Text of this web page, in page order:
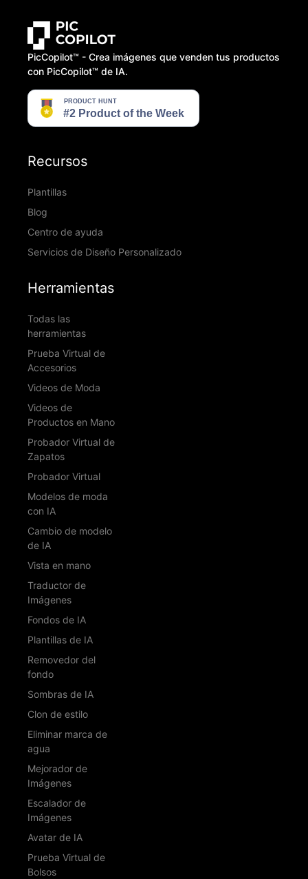
PicCopilot™️ - Crea imágenes que venden tus productos
con PicCopilot™️ de IA.
Recursos
Plantillas
Blog
Centro de ayuda
Servicios de Diseño Personalizado
Herramientas
Todas las
herramientas
Prueba Virtual de
Accesorios
Videos de Moda
Videos de
Productos en Mano
Probador Virtual de
Zapatos
Probador Virtual
Modelos de moda
con IA
Cambio de modelo
de IA
Vista en mano
Traductor de
Imágenes
Fondos de IA
Plantillas de IA
Removedor del
fondo
Sombras de IA
Clon de estilo
Eliminar marca de
agua
Mejorador de
Imágenes
Escalador de
Imágenes
Avatar de IA
Prueba Virtual de
Bolsos